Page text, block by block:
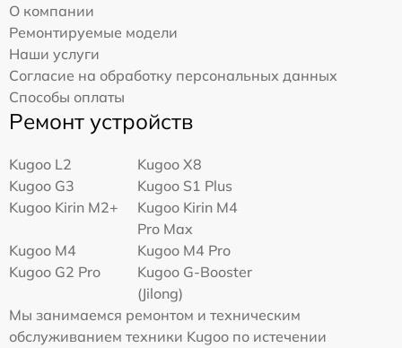
О компании
Ремонтируемые модели
Наши услуги
Согласие на обработку персональных данных
Способы оплаты
Ремонт устройств
Kugoo L2
Kugoo X8
Kugoo G3
Kugoo S1 Plus
Kugoo Kirin M2+
Kugoo Kirin M4
Pro Max
Kugoo M4
Kugoo M4 Pro
Kugoo G2 Pro
Kugoo G-Booster
(Jilong)
Мы занимаемся ремонтом и техническим
обслуживанием техники Kugoo по истечении